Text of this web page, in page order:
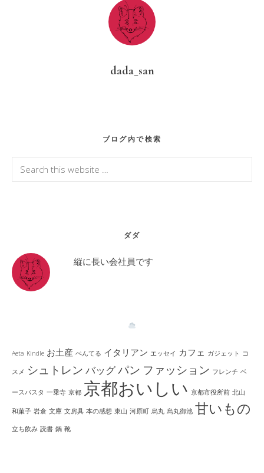
dada_san
Sidebar
ブログ内で検索
Search
this
ダダ
縦に長い会社員です
Aeta Kindle お土産 ぺんてる イタリアン エッセイ カフェ ガジェット コ
スメ シュトレン バッグパン ファッション フレンチ ベ
ースパスタ 一乗寺 京都 京都おいしい 京都市役所前 北山
和菓子 岩倉 文庫 文房具 本の感想 東山 河原町 烏丸 烏丸御池 甘いもの
立ち飲み 読書 鍋 靴